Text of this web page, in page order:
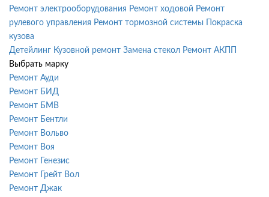
Ремонт электрооборудования Ремонт ходовой Ремонт
рулевого управления Ремонт тормозной системы
Покраска
кузова
Детейлинг Кузовной ремонт Замена стекол Ремонт АКПП
Выбрать марку
Ремонт Ауди
Ремонт БИД
Ремонт БМВ
Ремонт Бентли
Ремонт Вольво
Ремонт Воя
Ремонт Генезис
Ремонт Грейт Вол
Ремонт Джак